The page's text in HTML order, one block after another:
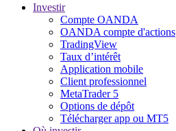
Investir
Compte OANDA
OANDA compte d'actions
TradingView
Taux d’intérêt
Application mobile
Client professionnel
MetaTrader 5
Options de dépôt
Télécharger app ou MT5